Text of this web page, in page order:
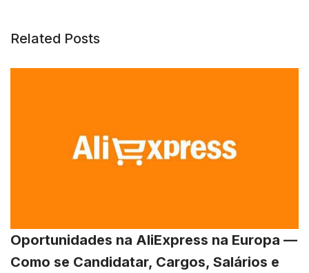
Related Posts
Oportunidades na AliExpress na Europa —
Como se Candidatar, Cargos, Salários e